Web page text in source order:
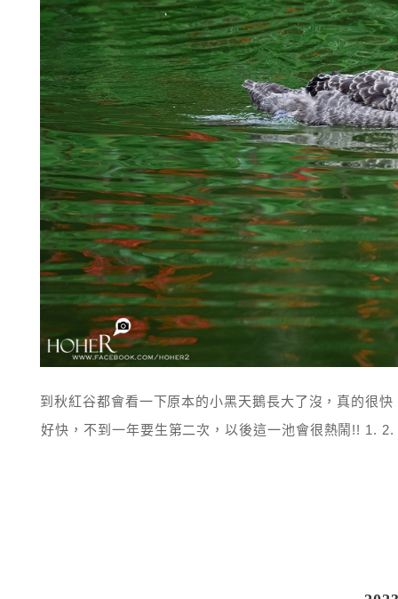
到秋紅谷都會看一下原本的小黑天鵝長大了沒，真的很
好快，不到一年要生第二次，以後這一池會很熱鬧!! 1.